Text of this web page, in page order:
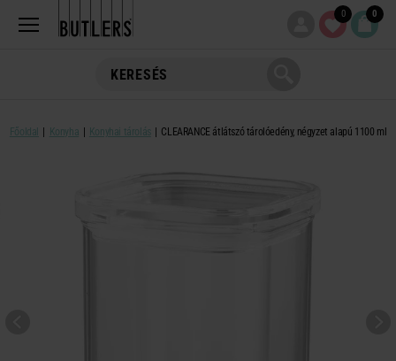
0 0
Főoldal Konyha Konyhai tárolás CLEARANCE átlátszó tárolóedény, négyzet alapú 1100 ml